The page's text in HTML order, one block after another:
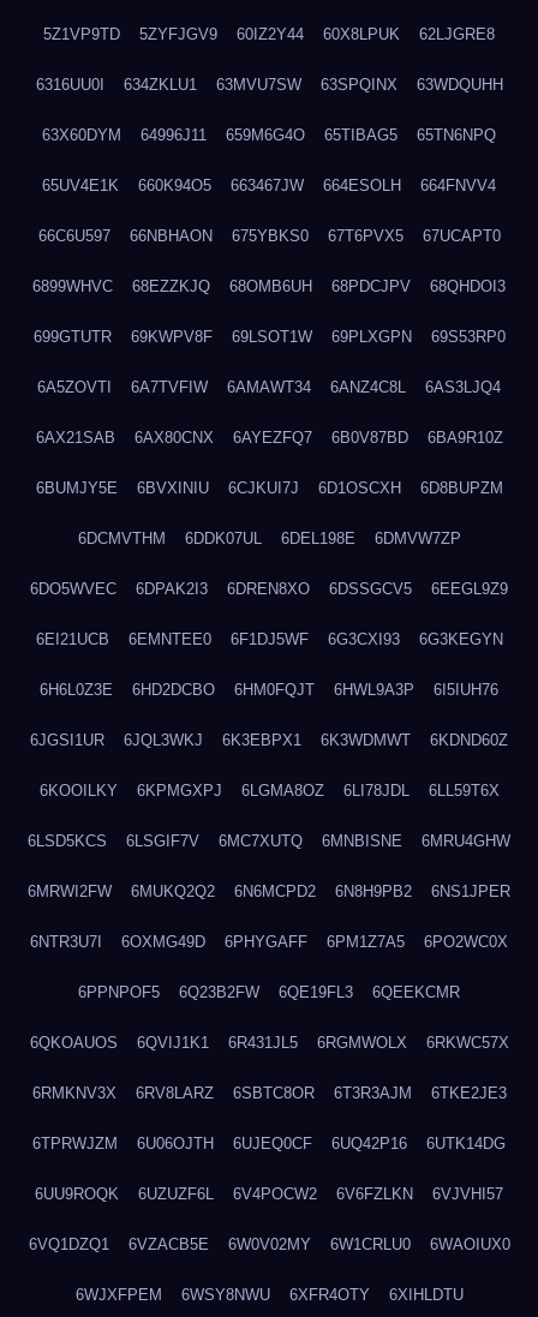
5Z1VP9TD 5ZYFJGV9 60IZ2Y44 60X8LPUK 62LJGRE8
6316UU0I 634ZKLU1 63MVU7SW 63SPQINX 63WDQUHH
63X60DYM 64996J11 659M6G4O 65TIBAG5 65TN6NPQ
65UV4E1K 660K94O5 663467JW 664ESOLH 664FNVV4
66C6U597 66NBHAON 675YBKS0 67T6PVX5 67UCAPT0
6899WHVC 68EZZKJQ 68OMB6UH 68PDCJPV 68QHDOI3
699GTUTR 69KWPV8F 69LSOT1W 69PLXGPN 69S53RP0
6A5ZOVTI 6A7TVFIW 6AMAWT34 6ANZ4C8L 6AS3LJQ4
6AX21SAB 6AX80CNX 6AYEZFQ7 6B0V87BD 6BA9R10Z
6BUMJY5E 6BVXINIU 6CJKUI7J 6D1OSCXH 6D8BUPZM
6DCMVTHM 6DDK07UL 6DEL198E 6DMVW7ZP
6DO5WVEC 6DPAK2I3 6DREN8XO 6DSSGCV5 6EEGL9Z9
6EI21UCB 6EMNTEE0 6F1DJ5WF 6G3CXI93 6G3KEGYN
6H6L0Z3E 6HD2DCBO 6HM0FQJT 6HWL9A3P 6I5IUH76
6JGSI1UR 6JQL3WKJ 6K3EBPX1 6K3WDMWT 6KDND60Z
6KOOILKY 6KPMGXPJ 6LGMA8OZ 6LI78JDL 6LL59T6X
6LSD5KCS 6LSGIF7V 6MC7XUTQ 6MNBISNE 6MRU4GHW
6MRWI2FW 6MUKQ2Q2 6N6MCPD2 6N8H9PB2 6NS1JPER
6NTR3U7I 6OXMG49D 6PHYGAFF 6PM1Z7A5 6PO2WC0X
6PPNPOF5 6Q23B2FW 6QE19FL3 6QEEKCMR
6QKOAUOS 6QVIJ1K1 6R431JL5 6RGMWOLX 6RKWC57X
6RMKNV3X 6RV8LARZ 6SBTC8OR 6T3R3AJM 6TKE2JE3
6TPRWJZM 6U06OJTH 6UJEQ0CF 6UQ42P16 6UTK14DG
6UU9ROQK 6UZUZF6L 6V4POCW2 6V6FZLKN 6VJVHI57
6VQ1DZQ1 6VZACB5E 6W0V02MY 6W1CRLU0 6WAOIUX0
6WJXFPEM 6WSY8NWU 6XFR4OTY 6XIHLDTU